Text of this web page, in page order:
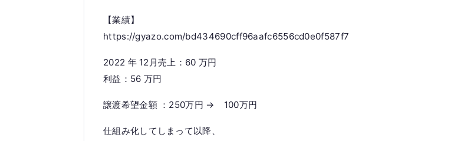
【業績】
https://gyazo.com/bd434690cff96aafc6556cd0e0f587f7
2022 年 12月売上：60 万円
利益：56 万円
譲渡希望金額 ：250万円 → 100万円
仕組み化してしまって以降、